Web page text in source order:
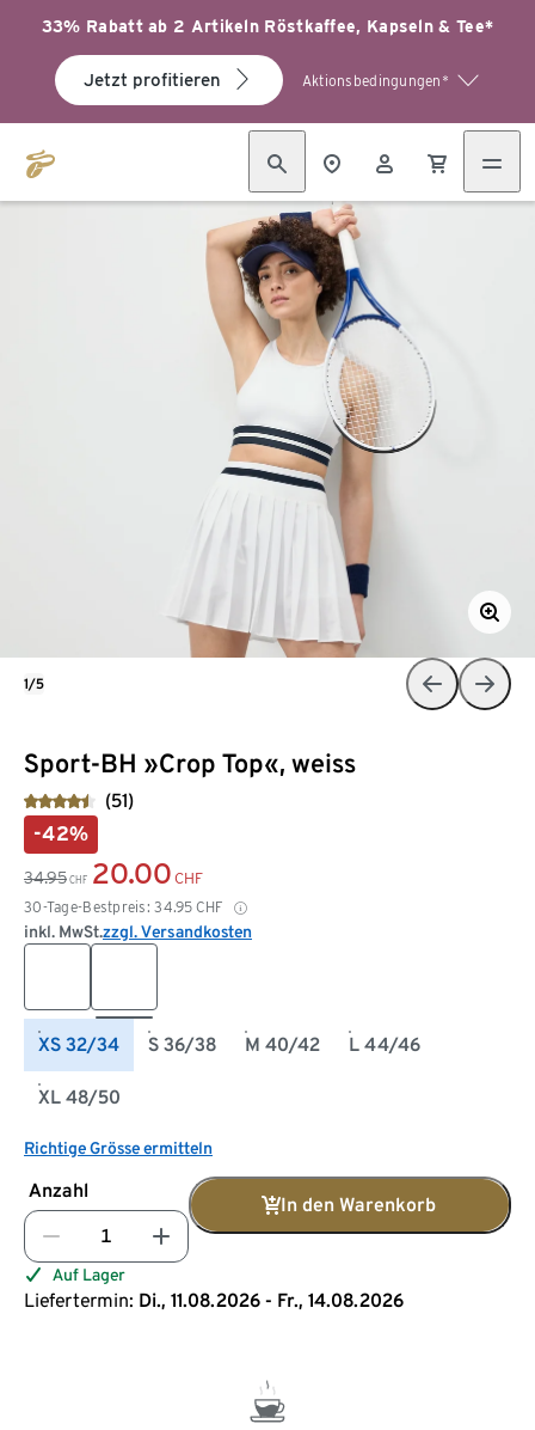
33% Rabatt ab 2 Artikeln Röstkaffee, Kapseln & Tee*
Jetzt profitieren Aktionsbedingungen*
Sport-BH »Crop Top«, weiss
(51)
-42%
34.95 CHF 20.00 CHF
30-Tage-Bestpreis: 34.95 CHF
inkl. MwSt.zzgl. Versandkosten
XS 32/34 S 36/38 M 40/42 L 44/46
XL 48/50
Richtige Grösse ermitteln
Anzahl
In den Warenkorb
Auf Lager
Liefertermin: Di., 11.08.2026 - Fr., 14.08.2026
1/5